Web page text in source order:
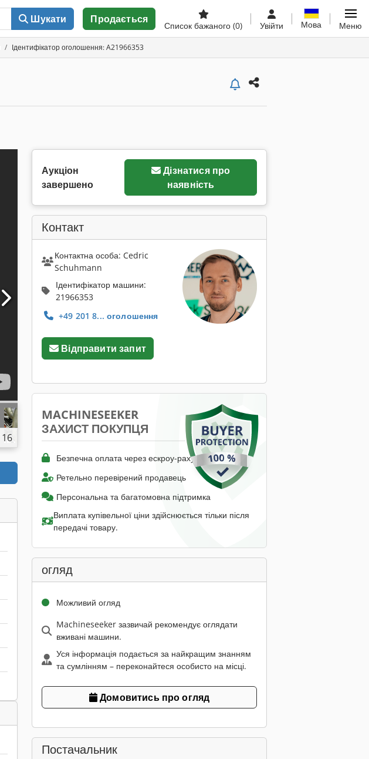
Шукати Продається
Список бажаного (0) Увійти Мова Меню
Ідентифікатор оголошення: A21966353
16
Аукціон
завершено
Дізнатися про
наявність
Контакт
Контактна особа: Cedric
Schuhmann
Ідентифікатор машини:
21966353
+49 201 8... оголошення
Відправити запит
MACHINESEEKER
ЗАХИСТ ПОКУПЦЯ
Безпечна оплата через ескроу-рахунок
Ретельно перевірений продавець
Персональна та багатомовна підтримка
Виплата купівельної ціни здійснюється тільки після
передачі товару.
огляд
Можливий огляд
Machineseeker зазвичай рекомендує оглядати
вживані машини.
Уся інформація подається за найкращим знанням
та сумлінням – переконайтеся особисто на місці.
Домовитись про огляд
Постачальник